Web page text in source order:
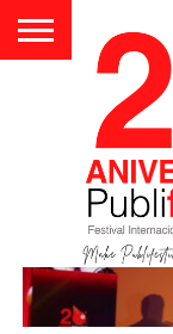
FESTIVAL
PARTICIPA
EDICIONES
MIEMBROS
HONORÍFICOS
PALMARÉS
NOTICIAS
JURADO
CONTACTO
PREMIOS
EMPRESA
SOCIAL
CON LA AGENDA
ESENCIA
ALL